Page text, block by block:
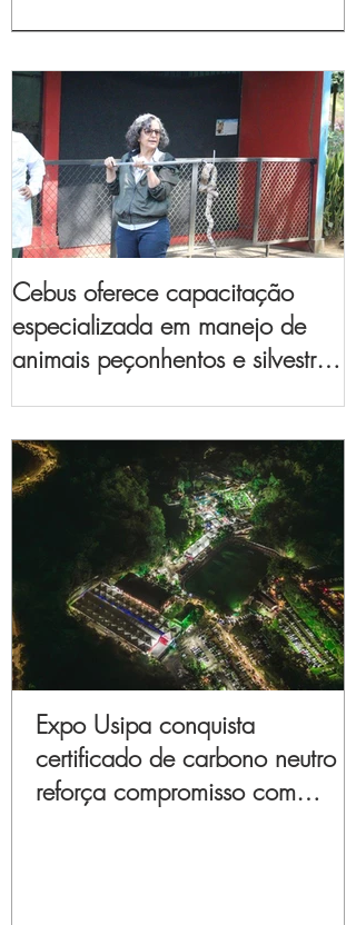
Cebus oferece capacitação
especializada em manejo de
animais peçonhentos e silvestres
Expo Usipa conquista
certificado de carbono neutro e
reforça compromisso com